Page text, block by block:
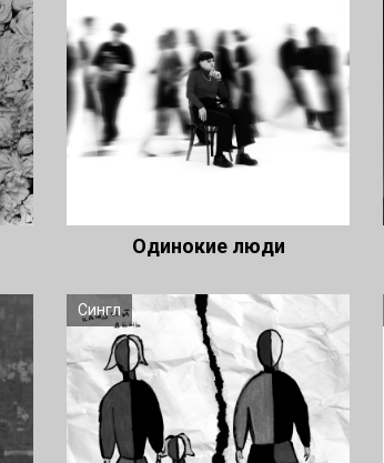
Одинокие люди
Сингл